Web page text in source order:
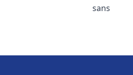
sans